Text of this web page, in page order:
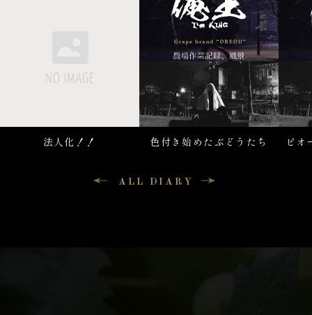
法人化！！ 色付き始めたぶどうたち
ピオ
ALL DIARY